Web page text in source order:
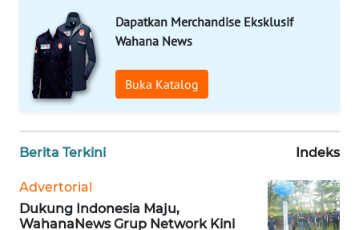
Dapatkan Merchandise Eksklusif
Wahana News
Buka Katalog
Berita Terkini Indeks
Advertorial
Dukung Indonesia Maju,
WahanaNews Grup Network Kini
WN
BANTEN
WN
NTT
KEPRI